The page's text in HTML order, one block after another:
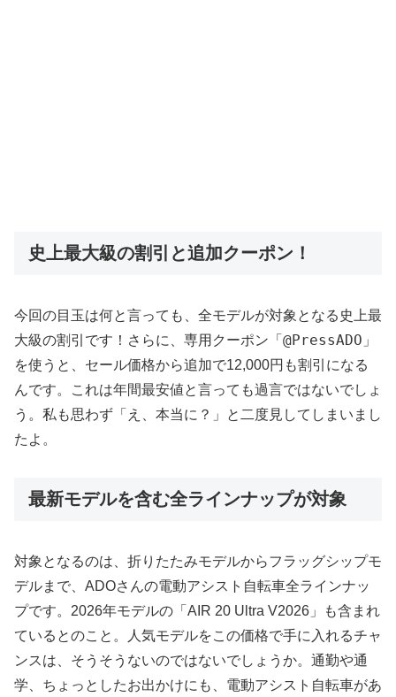
史上最大級の割引と追加クーポン！
今回の目玉は何と言っても、全モデルが対象となる史上最
大級の割引です！さらに、専用クーポン「 @PressADO 」
を使うと、セール価格から追加で12,000円も割引になる
んです。これは年間最安値と言っても過言ではないでしょ
う。私も思わず「え、本当に？」と二度見してしまいまし
たよ。
最新モデルを含む全ラインナップが対象
対象となるのは、折りたたみモデルからフラッグシップモ
デルまで、ADOさんの電動アシスト自転車全ラインナッ
プです。2026年モデルの「AIR 20 Ultra V2026」も含まれ
ているとのこと。人気モデルをこの価格で手に入れるチャ
ンスは、そうそうないのではないでしょうか。通勤や通
学、ちょっとしたお出かけにも、電動アシスト自転車があ